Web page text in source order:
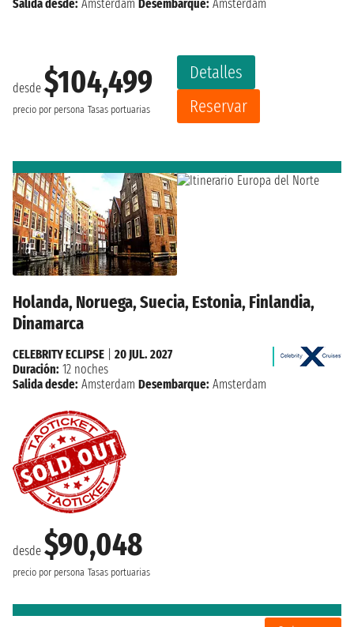
desde $104,499
precio por persona Tasas portuarias
Detalles
Reservar
Salida desde: Amsterdam Desembarque: Amsterdam
Holanda, Noruega, Suecia, Estonia, Finlandia,
Dinamarca
desde $90,048
precio por persona Tasas portuarias
CELEBRITY ECLIPSE
20 JUL. 2027
Duración: 12 noches
Salida desde: Amsterdam Desembarque: Amsterdam